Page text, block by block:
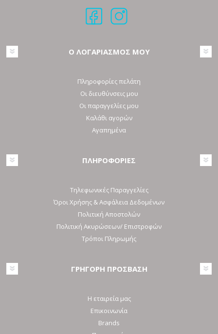
Ο ΛΟΓΑΡΙΑΣΜΟΣ ΜΟΥ
Πληροφορίες πελάτη
Οι διευθύνσεις μου
Οι παραγγελίες μου
Καλάθι αγορών
Αγαπημένα
ΠΛΗΡΟΦΟΡΙΕΣ
Τηλεφωνικές Παραγγελίες
Όροι Χρήσης & Ασφάλεια Δεδομένων
Πολιτική Αποστολών
Πολιτική Ακυρώσεων/ Επιστροφών
Τρόποι Πληρωμής
ΓΡΗΓΟΡΗ ΠΡΟΣΒΑΣΗ
Η εταιρεία μας
Επικοινωνία
Brands